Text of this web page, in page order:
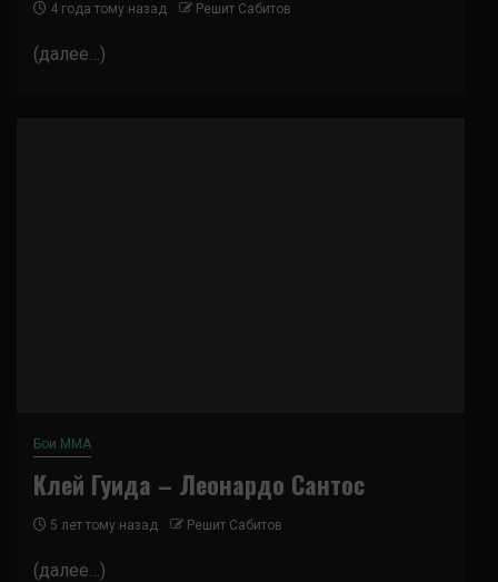
4 года тому назад Решит Сабитов
(далее…)
Бои ММА
Клей Гуида – Леонардо Сантос
5 лет тому назад Решит Сабитов
(далее…)